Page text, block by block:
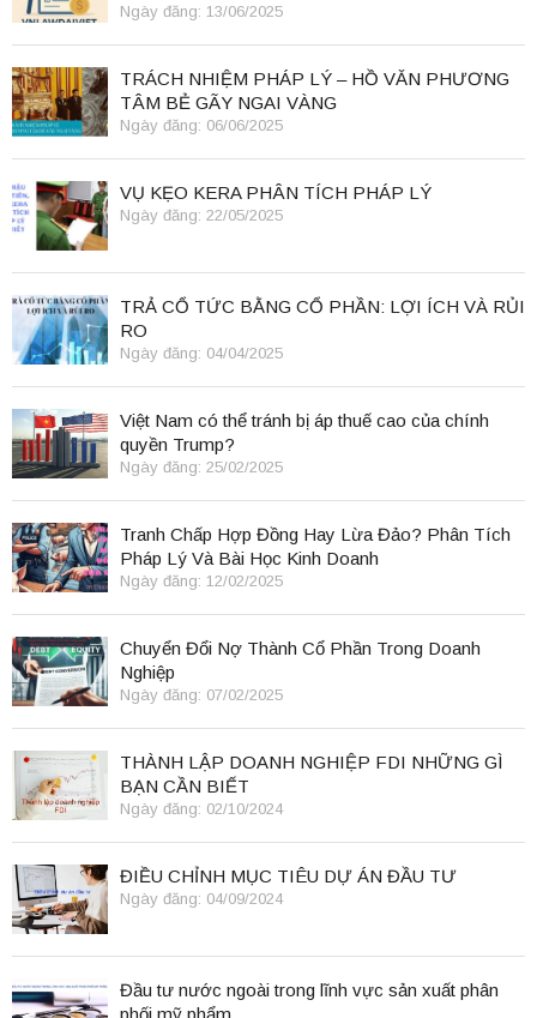
Ngày đăng: 13/06/2025
TRÁCH NHIỆM PHÁP LÝ – HỒ VĂN PHƯƠNG
TÂM BẺ GÃY NGAI VÀNG
Ngày đăng: 06/06/2025
VỤ KẸO KERA PHÂN TÍCH PHÁP LÝ
Ngày đăng: 22/05/2025
TRẢ CỔ TỨC BẰNG CỔ PHẦN: LỢI ÍCH VÀ RỦI
RO
Ngày đăng: 04/04/2025
Việt Nam có thể tránh bị áp thuế cao của chính
quyền Trump?
Ngày đăng: 25/02/2025
Tranh Chấp Hợp Đồng Hay Lừa Đảo? Phân Tích
Pháp Lý Và Bài Học Kinh Doanh
Ngày đăng: 12/02/2025
Chuyển Đổi Nợ Thành Cổ Phần Trong Doanh
Nghiệp
Ngày đăng: 07/02/2025
THÀNH LẬP DOANH NGHIỆP FDI NHỮNG GÌ
BẠN CẦN BIẾT
Ngày đăng: 02/10/2024
ĐIỀU CHỈNH MỤC TIÊU DỰ ÁN ĐẦU TƯ
Ngày đăng: 04/09/2024
Đầu tư nước ngoài trong lĩnh vực sản xuất phân
phối mỹ phẩm